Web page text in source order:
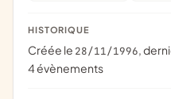
HISTORIQUE
Créée le 28/11/1996,
4 évènements